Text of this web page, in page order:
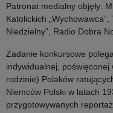
Patronat medialny objęły:
Katolickich
Niedzielny”, Radio Dobra
Zadanie konkursowe
indywidualnej, poświęconej
rodzinie) Polaków
Niemców Polski w latach
przygotowywanych